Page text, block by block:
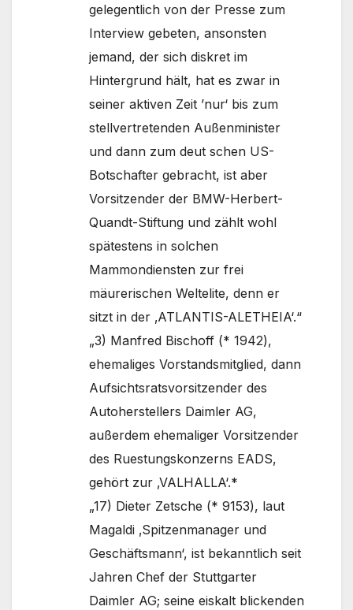
gelegentlich von der Presse zum
Interview gebeten, ansonsten
jemand, der sich diskret im
Hintergrund hält, hat es zwar in
seiner aktiven Zeit ’nur‘ bis zum
stellvertretenden Außenminister
und dann zum deut schen US-
Botschafter gebracht, ist aber
Vorsitzender der BMW-Herbert-
Quandt-Stiftung und zählt wohl
spätestens in solchen
Mammondiensten zur frei
mäurerischen Weltelite, denn er
sitzt in der ‚ATLANTIS-ALETHEIA‘.“
„3) Manfred Bischoff (* 1942),
ehemaliges Vorstandsmitglied, dann
Aufsichtsratsvorsitzender des
Autoherstellers Daimler AG,
außerdem ehemaliger Vorsitzender
des Ruestungskonzerns EADS,
gehört zur ‚VALHALLA‘.*
„17) Dieter Zetsche (* 9153), laut
Magaldi ‚Spitzenmanager und
Geschäftsmann‘, ist bekanntlich seit
Jahren Chef der Stuttgarter
Daimler AG; seine eiskalt blickenden